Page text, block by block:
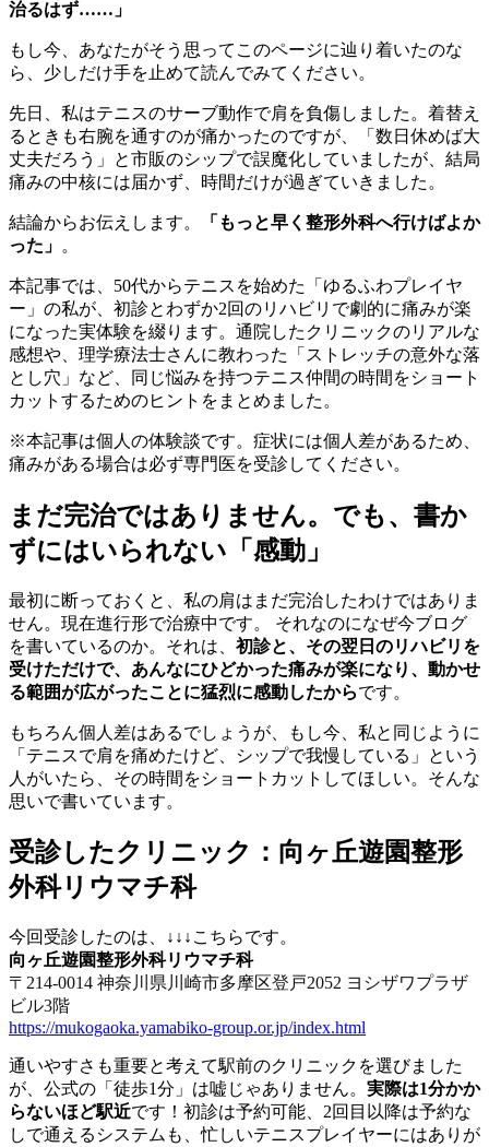
治るはず……」
もし今、あなたがそう思ってこのページに辿り着いたのな
ら、少しだけ手を止めて読んでみてください。
先日、私はテニスのサーブ動作で肩を負傷しました。着替え
るときも右腕を通すのが痛かったのですが、「数日休めば大
丈夫だろう」と市販のシップで誤魔化していましたが、結局
痛みの中核には届かず、時間だけが過ぎていきました。
結論からお伝えします。
「もっと早く整形外科へ行けばよか
った」 。
本記事では、50代からテニスを始めた「ゆるふわプレイヤ
ー」の私が、初診とわずか2回のリハビリで劇的に痛みが楽
になった実体験を綴ります。通院したクリニックのリアルな
感想や、理学療法士さんに教わった「ストレッチの意外な落
とし穴」など、同じ悩みを持つテニス仲間の時間をショート
カットするためのヒントをまとめました。
※本記事は個人の体験談です。症状には個人差があるため、
痛みがある場合は必ず専門医を受診してください。
まだ完治ではありません。でも、書か
ずにはいられない「感動」
最初に断っておくと、私の肩はまだ完治したわけではありま
せん。現在進行形で治療中です。 それなのになぜ今ブログ
を書いているのか。それは、 初診と、その翌日のリハビリを
受けただけで、あんなにひどかった痛みが楽になり、動かせ
る範囲が広がったことに猛烈に感動したからです。
もちろん個人差はあるでしょうが、もし今、私と同じように
「テニスで肩を痛めたけど、シップで我慢している」という
人がいたら、その時間をショートカットしてほしい。そんな
思いで書いています。
受診したクリニック：向ヶ丘遊園整形
外科リウマチ科
今回受診したのは、↓↓↓こちらです。
向ヶ丘遊園整形外科リウマチ科
〒214-0014 神奈川県川崎市多摩区登戸2052 ヨシザワプラザ
ビル3階
https://mukogaoka.yamabiko-group.or.jp/index.html
通いやすさも重要と考えて駅前のクリニックを選びました
が、公式の「徒歩1分」は嘘じゃありません。 実際は1分かか
らないほど駅近です！初診は予約可能、2回目以降は予約な
しで通えるシステムも、忙しいテニスプレイヤーにはありが